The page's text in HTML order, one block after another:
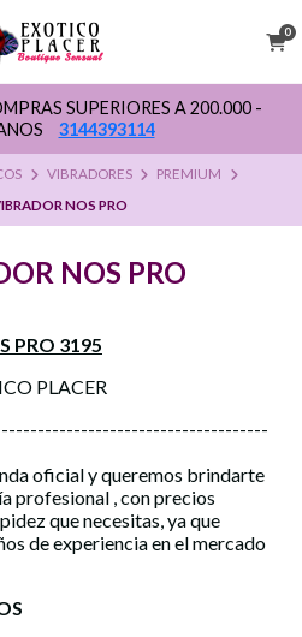
0
SUPERIORES A 200.000 -
3144393114
VIBRADORES
PREMIUM
NOS PRO
NOS PRO
PRO 3195
PLACER
oficial y queremos brindarte
profesional , con precios
que necesitas, ya que
de experiencia en el mercado